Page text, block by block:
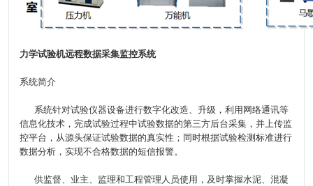
力学试验机远程数据采集监控系统
系统简介
系统针对试验仪器设备进行数字化改造、升级，利用网络通讯等
信息化技术，完成试验过程中试验数据的第三方后台采集，并上传监
控平台，从源头保证试验数据的真实性；同时根据试验检测标准进行
数据分析，实现不合格数据的短信报警。
供监督、业主、监理和工程管理人员使用，及时掌握水泥、混凝